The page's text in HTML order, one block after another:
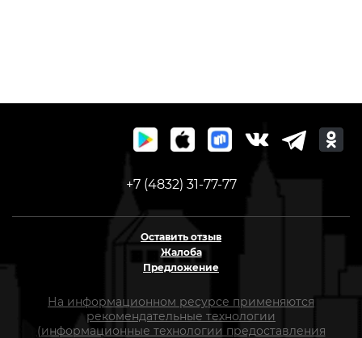
+7 (4832) 31-77-77
Оставить отзыв
Жалоба
Предложение
На информационном ресурсе применяются
рекомендательные технологии
(информационные технологии предоставления